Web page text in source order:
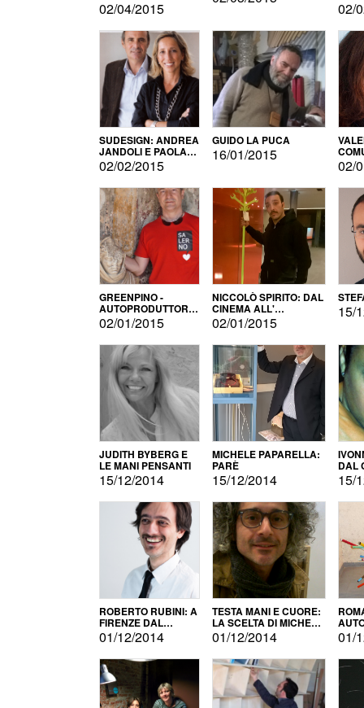
02/04/2015 02/
SUDESIGN: ANDREA
JANDOLI E PAOLA
PISAPIA
02/02/2015
GUIDO LA PUCA
16/01/2015
02/
GREENPINO -
AUTOPRODUTTORE
PER AMORE
02/01/2015
NICCOLÒ SPIRITO: DAL
CINEMA ALL'
AUTOPRODUZIONE
02/01/2015
15/
JUDITH BYBERG E
LE MANI PENSANTI
15/12/2014
MICHELE PAPARELLA:
PARÈ
15/12/2014
DAL
15/
ROBERTO RUBINI: A
FIRENZE DAL
PRODOTTO ALLA
PROMOZIONE
01/12/2014
TESTA MANI E CUORE:
LA SCELTA DI MICHELE
BARBERIO
01/12/2014 01/